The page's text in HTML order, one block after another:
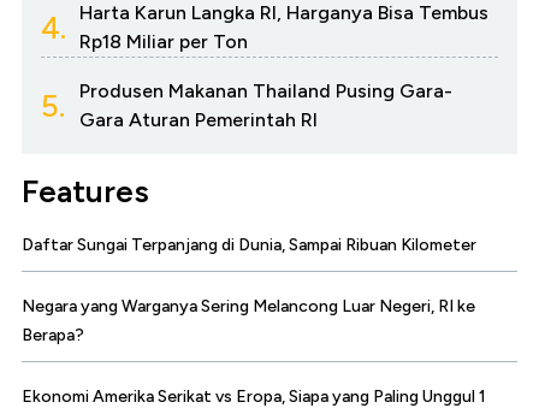
4.
Harta Karun Langka RI, Harganya Bisa Tembus
Rp18 Miliar per Ton
5.
Produsen Makanan Thailand Pusing Gara-
Gara Aturan Pemerintah RI
Features
Daftar Sungai Terpanjang di Dunia, Sampai Ribuan Kilometer
Negara yang Warganya Sering Melancong Luar Negeri, RI ke
Berapa?
Ekonomi Amerika Serikat vs Eropa, Siapa yang Paling Unggul 1